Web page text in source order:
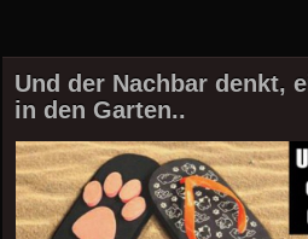
Und der Nachbar denkt,
in den Garten..